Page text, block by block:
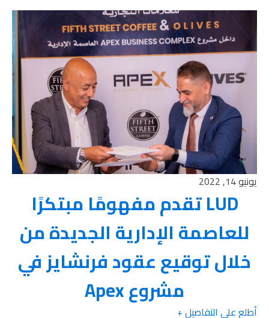
يونيو 14, 2022
LUD تقدم مفهومًا مبتكرًا
للعاصمة الإدارية الجديدة من
خلال توقيع عقود فرنشايز في
مشروع Apex
أطلع علي التفاصيل +